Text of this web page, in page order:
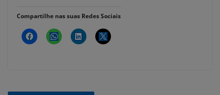
Compartilhe nas suas Redes Sociais